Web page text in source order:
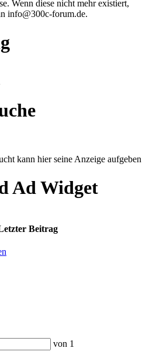
Wenn diese nicht mehr existiert,
info@300c-forum.de.
kann hier seine Anzeige aufgeben
Ad Widget
Beitrag
von 1